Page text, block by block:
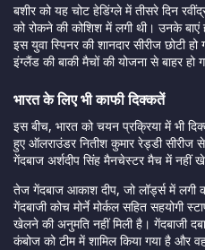
बशीर को यह चोट हेडिंग्ले में तीसरे दिन
को रोकने की कोशिश में लगी थी। उनके
इस युवा स्पिनर की शानदार सीरीज छोटी
इंग्लैंड की बाकी मैचों की योजना से बाहर हो
भारत के लिए भी काफी दिक्कतें
इस बीच, भारत को चयन प्रक्रिया में भी
हुए ऑलराउंडर नितीश कुमार रेड्डी सीरीज
गेंदबाज अर्शदीप सिंह मैनचेस्टर मैच में नहीं
तेज गेंदबाज आकाश दीप, जो लॉर्ड्स में लगी
गेंदबाजी कोच मोर्ने मोर्कल सहित
खेलने की अनुमति नहीं मिली है। गेंदबाजी
कंबोज को टीम में शामिल किया गया है और